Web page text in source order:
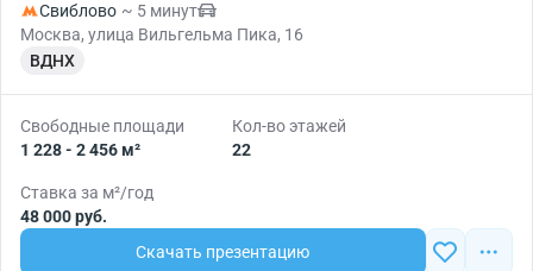
Свиблово ~ 5 минут
Москва, улица Вильгельма Пика, 16
ВДНХ
Свободные площади
1 228 - 2 456 м²
Кол-во этажей
22
Ставка за м²/год
48 000 руб.
Скачать презентацию